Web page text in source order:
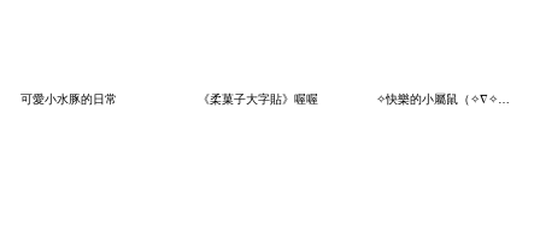
可愛小水豚的日常 《柔菓子大字貼》喔喔 ✧快樂的小屬鼠（✧∇✧）哈囉